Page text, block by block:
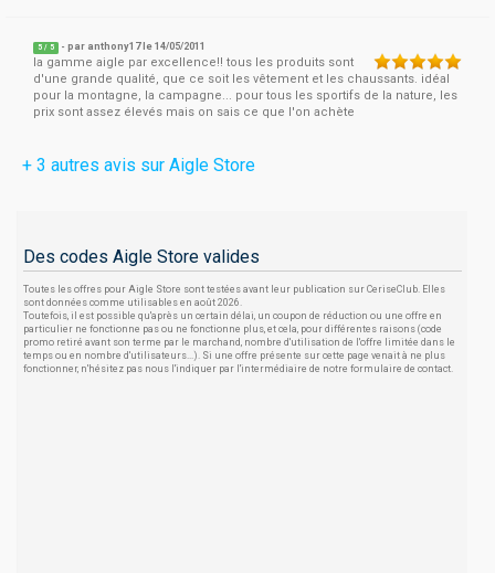
5 / 5 - par anthony17le 14/05/2011
la gamme aigle par excellence!! tous les produits sont
d'une grande qualité, que ce soit les vêtement et les chaussants. idéal
pour la montagne, la campagne... pour tous les sportifs de la nature, les
prix sont assez élevés mais on sais ce que l'on achète
+ 3 autres avis sur Aigle Store
Des codes Aigle Store valides
Toutes les offres pour Aigle Store sont testées avant leur publication sur CeriseClub. Elles
sont données comme utilisables en août 2026.
Toutefois, il est possible qu'après un certain délai, un coupon de réduction ou une offre en
particulier ne fonctionne pas ou ne fonctionne plus, et cela, pour différentes raisons (code
promo retiré avant son terme par le marchand, nombre d'utilisation de l'offre limitée dans le
temps ou en nombre d'utilisateurs...). Si une offre présente sur cette page venait à ne plus
fonctionner, n'hésitez pas nous l'indiquer par l'intermédiaire de notre formulaire de contact.